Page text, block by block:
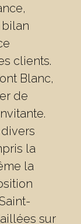
clients.
Blanc,
de
la
la
sur